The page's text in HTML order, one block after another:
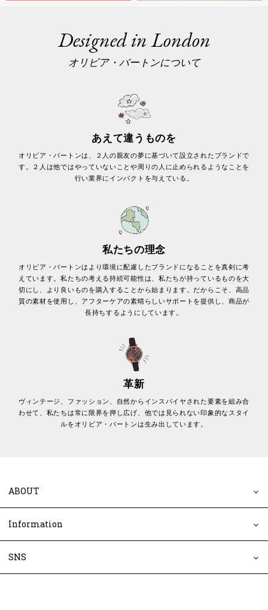
Designed in London
オリビア・バートンについて
あえて違うものを
オリビア・バートンは、２人の親友の夢に基づいて設立されたブランドで
す。２人は他ではやっていないことや周りの人に止められるようなことを
行い業界にインパクトを与えている。
私たちの理念
オリビア・バートンはより環境に配慮したブランドになることを真剣に考
えています。私たちの考える持続可能性は、私たちが持っているものを大
切にし、より良いものを購入することから始まります。だからこそ、高品
質の素材を使用し、アフターケアの素晴らしいサポートを提供し、商品が
長持ちするようにしています。
革新
ヴィンテージ、ファッション、自然からインスパイヤされた要素を組み合
わせて、私たちは常に限界を押し広げ、他では見られない印象的なスタイ
ルをオリビア・バートンは生み出しています。
ABOUT
Information
SNS